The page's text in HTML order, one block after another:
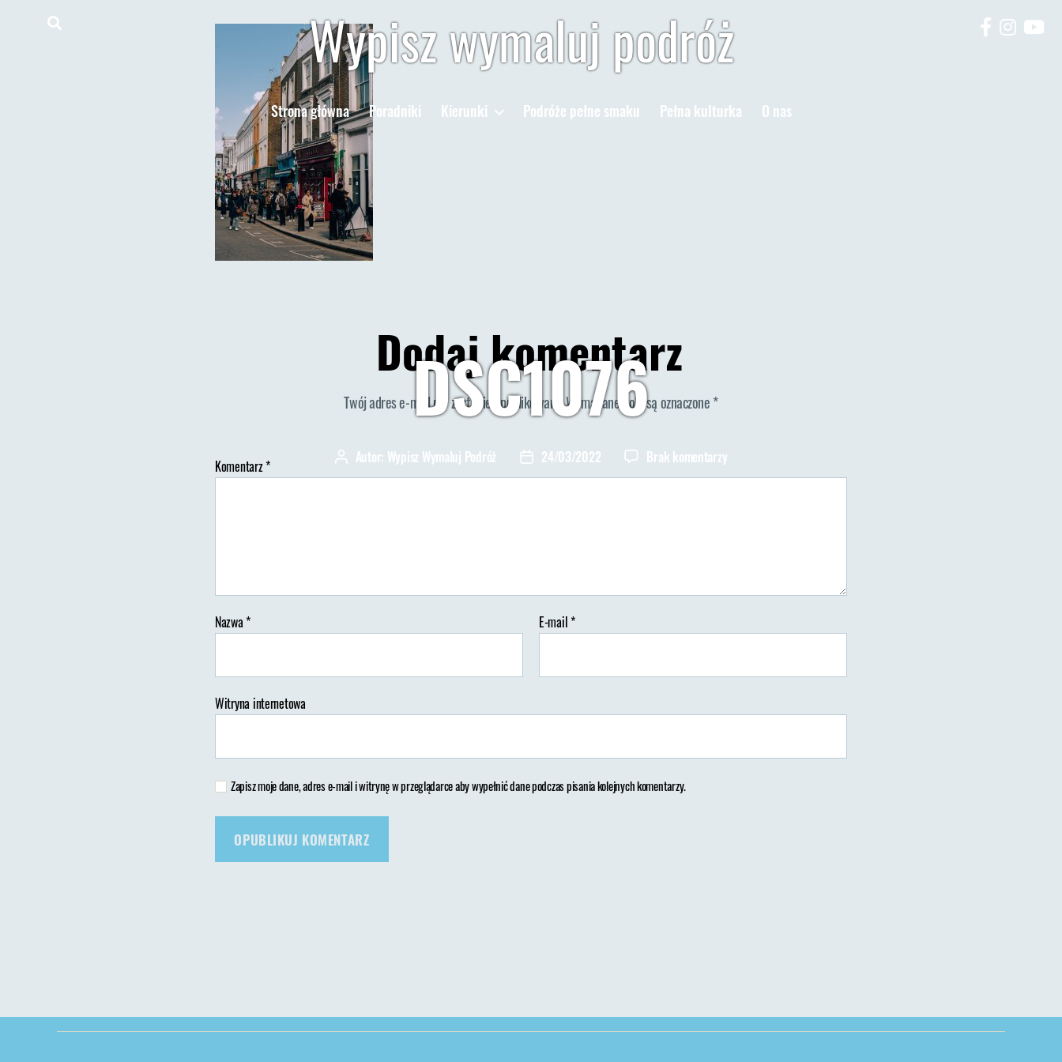
Wypisz wymaluj podróż
Strona główna Poradniki Kierunki Podróże pełne smaku Pełna kulturka O nas
DSC1076
Autor
wpisu
Autor: Wypisz Wymaluj Podróż
Data
wpisu
24/03/2022 Brak komentarzydo
DSC1076
Dodaj komentarz
Twój adres e-mail nie zostanie opublikowany. Wymagane pola są oznaczone*
Komentarz*
Nazwa* E-mail*
Witryna internetowa
Zapisz moje dane, adres e-mail i witrynę w przeglądarce aby wypełnić dane podczas pisania kolejnych komentarzy.